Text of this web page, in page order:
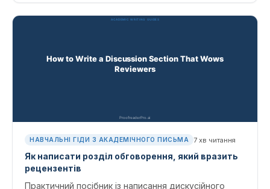
НАВЧАЛЬНІ ГІДИ З АКАДЕМІЧНОГО ПИСЬМА 7 хв читання
Як написати розділ обговорення, який вразить
рецензентів
Практичний посібник із написання дискусійного